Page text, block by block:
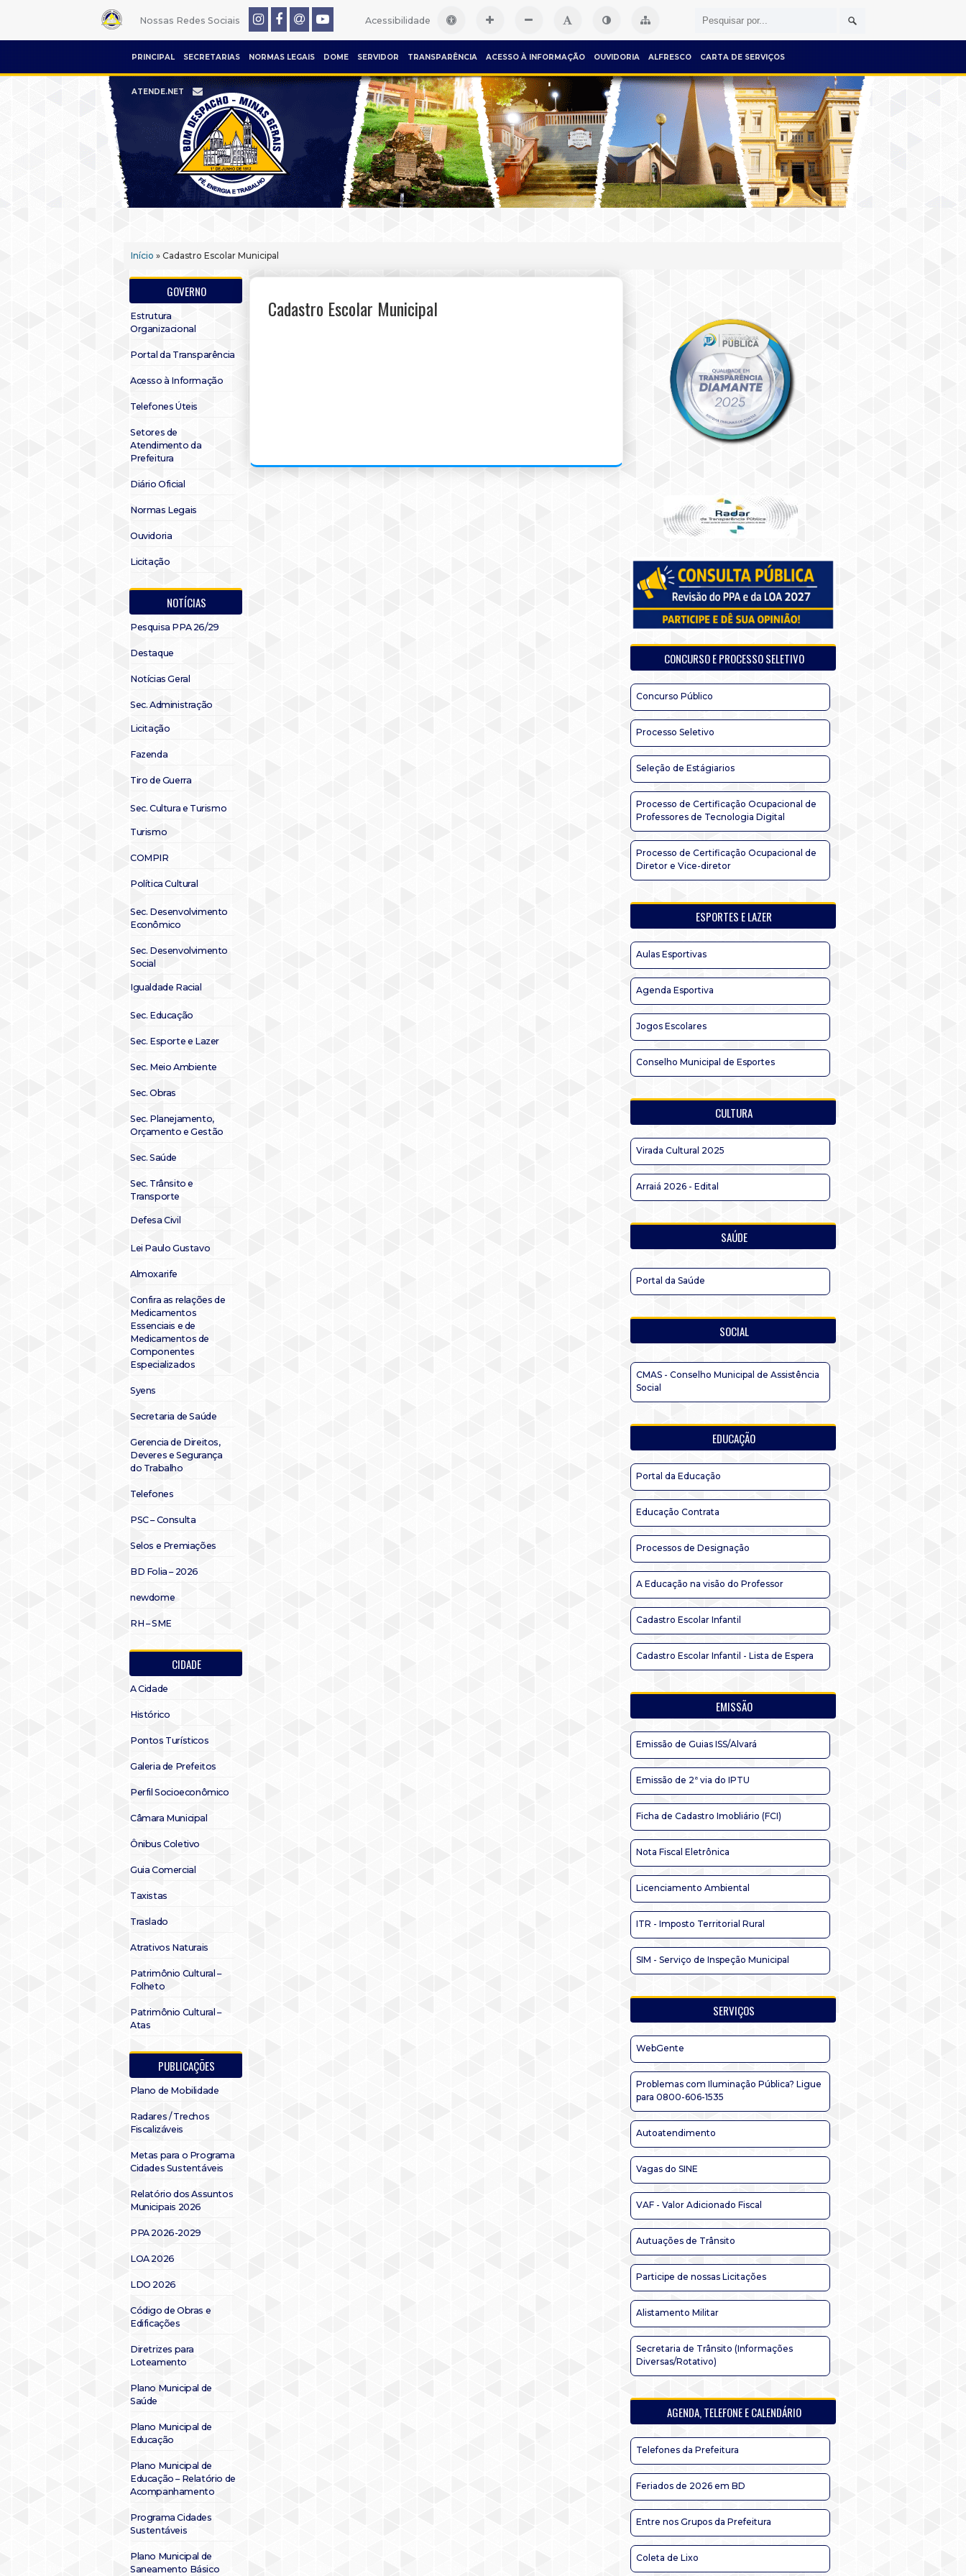
Nossas Redes Sociais Acessibilidade
PRINCIPAL SECRETARIAS NORMAS LEGAIS DOME SERVIDOR TRANSPARÊNCIA ACESSO À INFORMAÇÃO OUVIDORIA ALFRESCO CARTA DE SERVIÇOS
ATENDE.NET
Início » Cadastro Escolar Municipal
GOVERNO
Estrutura
Organizacional
Portal da Transparência
Acesso à Informação
Telefones Úteis
Setores de
Atendimento da
Prefeitura
Diário Oficial
Normas Legais
Ouvidoria
Licitação
NOTÍCIAS
Pesquisa PPA 26/29
Destaque
Notícias Geral
Sec. Administração
Licitação
Fazenda
Tiro de Guerra
Sec. Cultura e Turismo
Turismo
COMPIR
Política Cultural
Sec. Desenvolvimento
Econômico
Sec. Desenvolvimento
Social
Igualdade Racial
Sec. Educação
Sec. Esporte e Lazer
Sec. Meio Ambiente
Sec. Obras
Sec. Planejamento,
Orçamento e Gestão
Sec. Saúde
Sec. Trânsito e
Transporte
Defesa Civil
Lei Paulo Gustavo
Almoxarife
Confira as relações de
Medicamentos
Essenciais e de
Medicamentos de
Componentes
Especializados
Syens
Secretaria de Saúde
Gerencia de Direitos,
Deveres e Segurança
do Trabalho
Telefones
PSC – Consulta
Selos e Premiações
BD Folia – 2026
newdome
RH – SME
CIDADE
A Cidade
Histórico
Pontos Turísticos
Galeria de Prefeitos
Perfil Socioeconômico
Câmara Municipal
Ônibus Coletivo
Guia Comercial
Taxistas
Traslado
Atrativos Naturais
Patrimônio Cultural –
Folheto
Patrimônio Cultural –
Atas
PUBLICAÇÕES
Plano de Mobilidade
Radares / Trechos
Fiscalizáveis
Metas para o Programa
Cidades Sustentáveis
Relatório dos Assuntos
Municipais 2026
PPA 2026-2029
LOA 2026
LDO 2026
Código de Obras e
Edificações
Diretrizes para
Loteamento
Plano Municipal de
Saúde
Plano Municipal de
Educação
Plano Municipal de
Educação – Relatório de
Acompanhamento
Programa Cidades
Sustentáveis
Plano Municipal de
Saneamento Básico
Cadastro Escolar Municipal
CONCURSO E PROCESSO SELETIVO
Concurso Público
Processo Seletivo
Seleção de Estágiarios
Processo de Certificação Ocupacional de
Professores de Tecnologia Digital
Processo de Certificação Ocupacional de
Diretor e Vice-diretor
ESPORTES E LAZER
Aulas Esportivas
Agenda Esportiva
Jogos Escolares
Conselho Municipal de Esportes
CULTURA
Virada Cultural 2025
Arraiá 2026 - Edital
SAÚDE
Portal da Saúde
SOCIAL
CMAS - Conselho Municipal de Assistência
Social
EDUCAÇÃO
Portal da Educação
Educação Contrata
Processos de Designação
A Educação na visão do Professor
Cadastro Escolar Infantil
Cadastro Escolar Infantil - Lista de Espera
EMISSÃO
Emissão de Guias ISS/Alvará
Emissão de 2ª via do IPTU
Ficha de Cadastro Imobliário (FCI)
Nota Fiscal Eletrônica
Licenciamento Ambiental
ITR - Imposto Territorial Rural
SIM - Serviço de Inspeção Municipal
SERVIÇOS
WebGente
Problemas com Iluminação Pública? Ligue
para 0800-606-1535
Autoatendimento
Vagas do SINE
VAF - Valor Adicionado Fiscal
Autuações de Trânsito
Participe de nossas Licitações
Alistamento Militar
Secretaria de Trânsito (Informações
Diversas/Rotativo)
AGENDA, TELEFONE E CALENDÁRIO
Telefones da Prefeitura
Feriados de 2026 em BD
Entre nos Grupos da Prefeitura
Coleta de Lixo